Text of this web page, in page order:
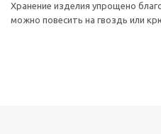
Хранение изделия упрощено
можно повесить на гвоздь или